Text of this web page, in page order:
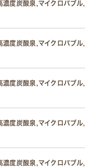
度炭酸泉,マイクロバブル,
度炭酸泉,マイクロバブル,
度炭酸泉,マイクロバブル,
度炭酸泉,マイクロバブル,
度炭酸泉,マイクロバブル,